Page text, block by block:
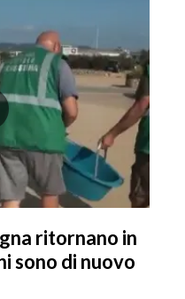
ritornano in
sono di nuovo